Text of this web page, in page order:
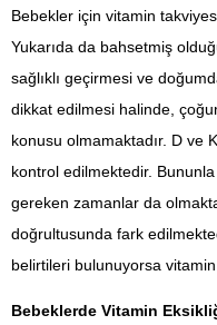
Bebekler için vitamin
Yukarıda da bahsetmiş
sağlıklı geçirmesi ve
dikkat edilmesi halinde,
konusu olmamaktadır. D ve
kontrol edilmektedir.
gereken zamanlar da
doğrultusunda fark
belirtileri bulunuyorsa
Bebeklerde Vitamin